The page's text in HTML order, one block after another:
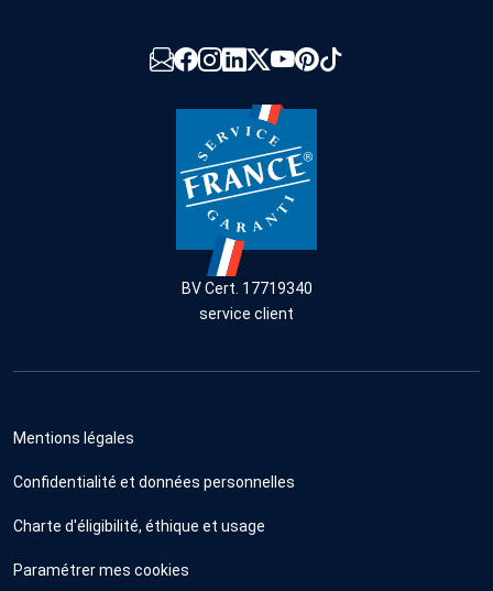
BV Cert. 17719340
service client
Mentions légales
Confidentialité et données personnelles
Charte d'éligibilité, éthique et usage
Paramétrer mes cookies